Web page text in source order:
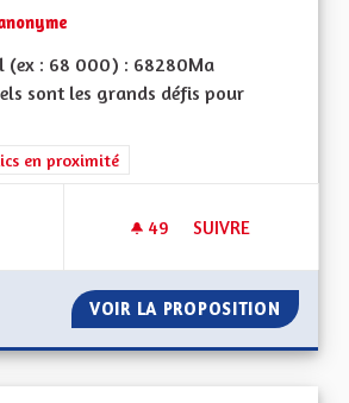
(ex : 68 000) : 68280Ma
sont les grands défis pour
de la catégorie : Les services publics en
en proximité
49 49 ABONNÉS
SUIVRE
VOIR LA PROPOSITION